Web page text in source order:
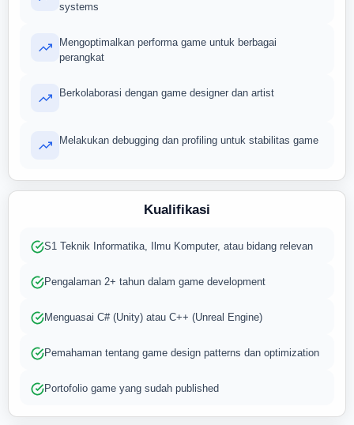
systems
Mengoptimalkan performa game untuk berbagai
perangkat
Berkolaborasi dengan game designer dan artist
Melakukan debugging dan profiling untuk stabilitas game
Kualifikasi
S1 Teknik Informatika, Ilmu Komputer, atau bidang relevan
Pengalaman 2+ tahun dalam game development
Menguasai C# (Unity) atau C++ (Unreal Engine)
Pemahaman tentang game design patterns dan optimization
Portofolio game yang sudah published